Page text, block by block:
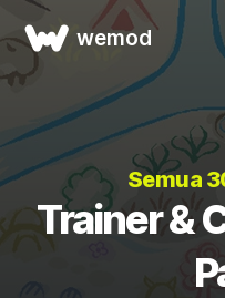
wemod
Semua
Trainer &